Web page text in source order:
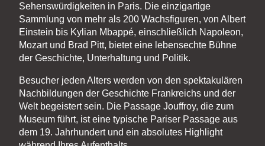
Sehenswürdigkeiten in Paris. Die einzigartige
Sammlung von mehr als 200 Wachsfiguren, von Albert
Einstein bis Kylian Mbappé, einschließlich Napoleon,
Mozart und Brad Pitt, bietet eine lebensechte Bühne
der Geschichte, Unterhaltung und Politik.
Besucher jeden Alters werden von den spektakulären
Nachbildungen der Geschichte Frankreichs und der
Welt begeistert sein. Die Passage Jouffroy, die zum
Museum führt, ist eine typische Pariser Passage aus
dem 19. Jahrhundert und ein absolutes Highlight